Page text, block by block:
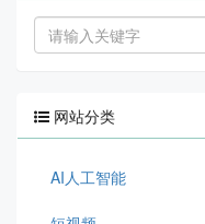
网站分类
AI人工智能